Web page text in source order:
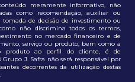
meramente informativo, não
como recomendação, auxiliar ou
tomada de decisão de investimento ou
não discrimina todos os termos,
no mercado financeiro e de
serviço ou produto, bem como a
produto ao perfil do cliente, é de
J. Safra não será responsável por
decorrentes da utilização destas